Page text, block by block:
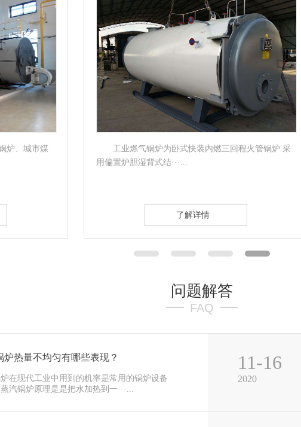
火管锅炉.采
蒸汽锅炉是一种能量转换设备，向锅炉输入的能
量有燃料中的化学能···...
了解详情
问题解答
FAQ
炉热量不均匀有哪些表现？
在现代工业中用到的机率是常用的锅炉设备
汽锅炉原理是是把水加热到一···...
11-16
2020